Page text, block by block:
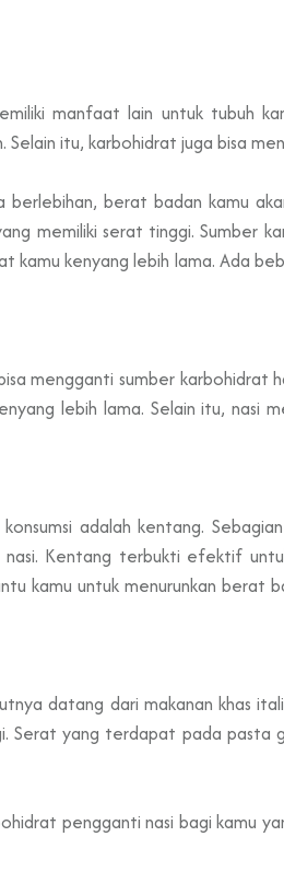
manfaat lain untuk tubuh
itu, karbohidrat juga bisa
berlebihan, berat badan kamu
memiliki serat tinggi. Sumber
kamu kenyang lebih lama. Ada
mengganti sumber karbohidrat
lebih lama. Selain itu, nasi
adalah kentang.
Kentang terbukti efektif
kamu untuk menurunkan berat
datang dari makanan khas
Serat yang terdapat pada pasta
pengganti nasi bagi kamu